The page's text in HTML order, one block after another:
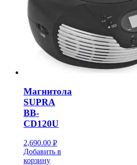
Магнитола
SUPRA
BB-
CD120U
2,690.00 Р
УБ.
Добавить в
корзину